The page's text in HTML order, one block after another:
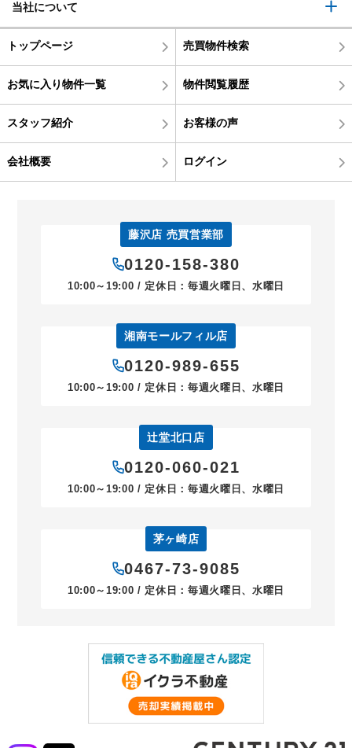
当社について
トップページ 売買物件検索
お気に入り物件一覧 物件閲覧履歴
スタッフ紹介 お客様の声
会社概要 ログイン
藤沢店 売買営業部
0120-158-380
10:00～19:00 / 定休日：毎週火曜日、水曜日
湘南モールフィル店
0120-989-655
10:00～19:00 / 定休日：毎週火曜日、水曜日
辻堂北口店
0120-060-021
10:00～19:00 / 定休日：毎週火曜日、水曜日
茅ヶ崎店
0467-73-9085
10:00～19:00 / 定休日：毎週火曜日、水曜日